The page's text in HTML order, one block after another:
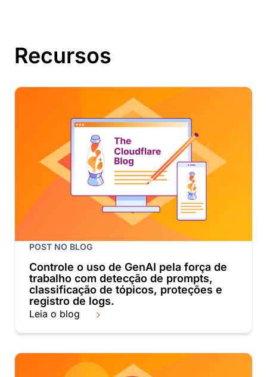
Recursos
POST NO BLOG
Controle o uso de GenAI pela força de
trabalho com detecção de prompts,
classificação de tópicos, proteções e
registro de logs.
Leia o blog